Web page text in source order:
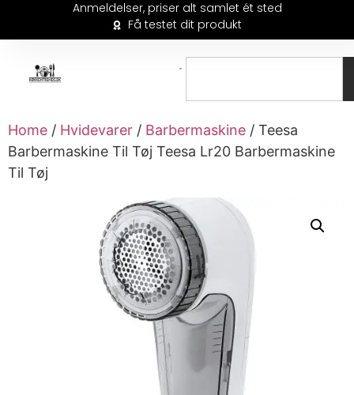
Anmeldelser, priser alt samlet ét sted
Få testet dit produkt
Home / Hvidevarer / Barbermaskine / Teesa
Barbermaskine Til Tøj Teesa Lr20 Barbermaskine
Til Tøj